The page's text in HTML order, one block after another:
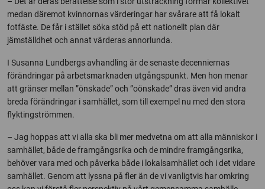
medan däremot kvinnornas värderingar har svårare att få lokalt
fotfäste. De får i stället söka stöd på ett nationellt plan där
jämställdhet och annat värderas annorlunda.
I Susanna Lundbergs avhandling är de senaste decenniernas
förändringar på arbetsmarknaden utgångspunkt. Men hon menar
att gränser mellan ”önskade” och ”oönskade” dras även vid andra
breda förändringar i samhället, som till exempel nu med den stora
flyktingströmmen.
– Jag hoppas att vi alla ska bli mer medvetna om att alla människor i
samhället, både de framgångsrika och de mindre framgångsrika,
behöver vara med och påverka både i lokalsamhället och i det vidare
samhället. Genom att lyssna på fler än de vi vanligtvis har omkring